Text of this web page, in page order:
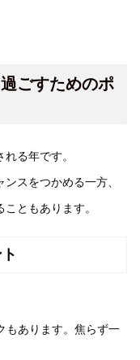
ごすためのポ
る年です。
スをつかめる一方、
ともあります。
もあります。焦らず一